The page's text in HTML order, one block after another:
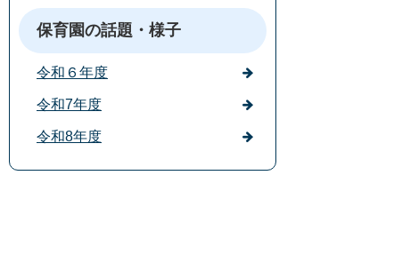
保育園の話題・様子
令和６年度
令和7年度
令和8年度